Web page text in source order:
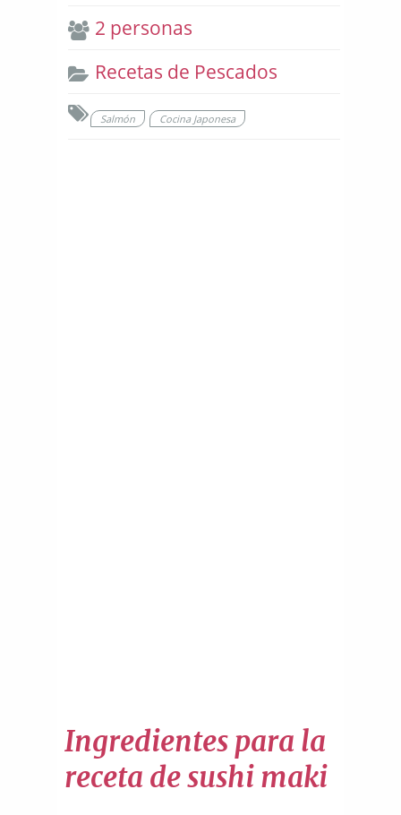
2 personas
Recetas de Pescados
Salmón Cocina Japonesa
Ingredientes para la
receta de sushi maki